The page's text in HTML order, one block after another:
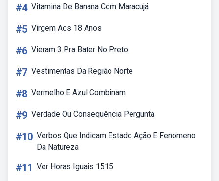
#4 Vitamina De Banana Com Maracujá
#5 Virgem Aos 18 Anos
#6 Vieram 3 Pra Bater No Preto
#7 Vestimentas Da Região Norte
#8 Vermelho E Azul Combinam
#9 Verdade Ou Consequência Pergunta
#10 Verbos Que Indicam Estado Ação E Fenomeno
Da Natureza
#11 Ver Horas Iguais 1515